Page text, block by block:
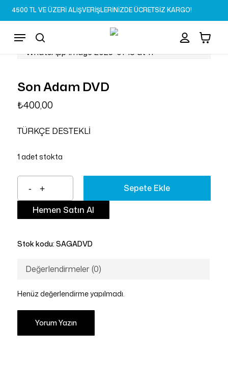
Skip
to
content
4500 TL VE ÜZERİ ALIŞVERİŞLERİNİZDE ÜCRETSİZ KARGO!
search
Menu Sepet Close
Cart
Son Adam DVD
₺400,00
TÜRKÇE DESTEKLİ
1 adet stokta
Sepete Ekle
Hemen Satın Al
Stok kodu: SAGADVD
Değerlendirmeler (0)
Henüz değerlendirme yapılmadı.
Yorum Yazın